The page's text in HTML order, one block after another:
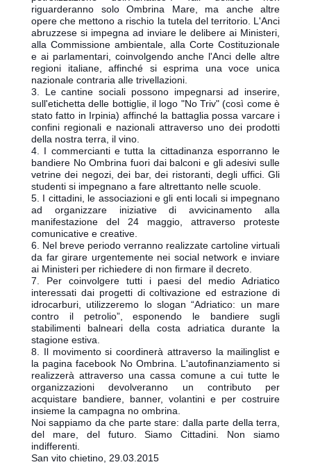
riguarderanno solo Ombrina Mare, ma anche altre
opere che mettono a rischio la tutela del territorio. L'Anci
abruzzese si impegna ad inviare le delibere ai Ministeri,
alla Commissione ambientale, alla Corte Costituzionale
e ai parlamentari, coinvolgendo anche l'Anci delle altre
regioni italiane, affinché si esprima una voce unica
nazionale contraria alle trivellazioni.
3. Le cantine sociali possono impegnarsi ad inserire,
sull'etichetta delle bottiglie, il logo "No Triv" (così come è
stato fatto in Irpinia) affinché la battaglia possa varcare i
confini regionali e nazionali attraverso uno dei prodotti
della nostra terra, il vino.
4. I commercianti e tutta la cittadinanza esporranno le
bandiere No Ombrina fuori dai balconi e gli adesivi sulle
vetrine dei negozi, dei bar, dei ristoranti, degli uffici. Gli
studenti si impegnano a fare altrettanto nelle scuole.
5. I cittadini, le associazioni e gli enti locali si impegnano
ad organizzare iniziative di avvicinamento alla
manifestazione del 24 maggio, attraverso proteste
comunicative e creative.
6. Nel breve periodo verranno realizzate cartoline virtuali
da far girare urgentemente nei social network e inviare
ai Ministeri per richiedere di non firmare il decreto.
7. Per coinvolgere tutti i paesi del medio Adriatico
interessati dai progetti di coltivazione ed estrazione di
idrocarburi, utilizzeremo lo slogan “Adriatico: un mare
contro il petrolio”, esponendo le bandiere sugli
stabilimenti balneari della costa adriatica durante la
stagione estiva.
8. Il movimento si coordinerà attraverso la mailinglist e
la pagina facebook No Ombrina. L'autofinanziamento si
realizzerà attraverso una cassa comune a cui tutte le
organizzazioni devolveranno un contributo per
acquistare bandiere, banner, volantini e per costruire
insieme la campagna no ombrina.
Noi sappiamo da che parte stare: dalla parte della terra,
del mare, del futuro. Siamo Cittadini. Non siamo
indifferenti.
San vito chietino, 29.03.2015